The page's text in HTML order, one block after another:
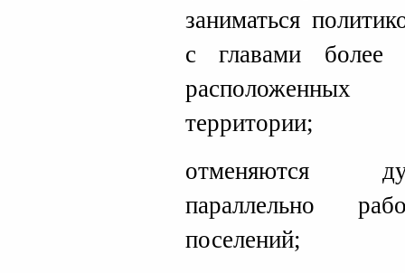
заниматься
с главами более
расположенных
территории;
отменяются
параллельно
поселений;